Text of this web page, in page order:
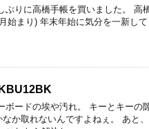
ぶりに高橋手帳を買いました。 高
始まり) 年末年始に気分を一新し
ボードの埃や汚れ。 キーとキーの
か取れないんですよねぇ。 あと